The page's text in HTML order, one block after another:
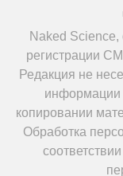
Naked Science,
регистрации
Редакция не
информации
копировании
Обработка